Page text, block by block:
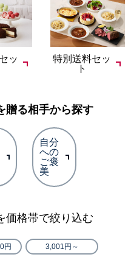
ッ
特別送料セッ
ト
贈る相手から探す
自分
への
ご褒
美
価格帯で絞り込む
円 3,001円～